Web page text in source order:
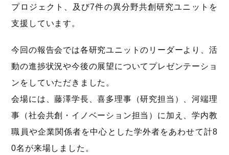
プロジェクト、及び7件の異分野共創研究ユニットを
支援しています。
今回の報告会では各研究ユニットのリーダーより、活
動の進捗状況や今後の展望についてプレゼンテーショ
ンをしていただきました。
会場には、藤澤学長、喜多理事（研究担当）、河端理
事（社会共創・イノベーション担当）に加え、学内教
職員や企業関係者を中心とした学外者をあわせて計8
0名が来場しました。